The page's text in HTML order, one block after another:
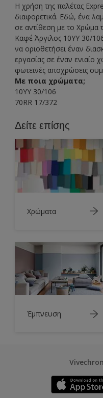
Η χρήση της παλέτας
διαφορετικά. Εδώ, ένα
σε αντίθεση με το Χρώμα
Καφέ Άργιλος 10YY 30/
να οριοθετήσει έναν
εργασίας σε έναν
φωτεινές αποχρώσεις
Με ποια χρώματα;
10YY 30/106
70RR 17/372
Δείτε επίσης
Χρώματα
Έμπνευση